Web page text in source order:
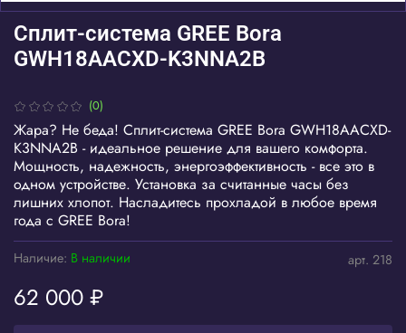
(0)
арт. 218
Наличие: В наличии
Сплит-система GREE Bora
GWH18AACXD-K3NNA2B
62 000 ₽
Жара? Не беда! Сплит-система GREE Bora GWH18AACXD-
K3NNA2B - идеальное решение для вашего комфорта.
Мощность, надежность, энергоэффективность - все это в
одном устройстве. Установка за считанные часы без
лишних хлопот. Насладитесь прохладой в любое время
года с GREE Bora!